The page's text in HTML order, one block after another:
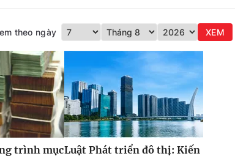
theo ngày XEM
trình mụcLuật Phát triển đô thị: Kiến